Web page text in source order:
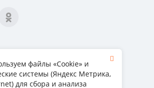
Вопрос-ответ
Обмен и возврат
файлы «Cookie» и
системы (Яндекс Метрика,
для сбора и анализа